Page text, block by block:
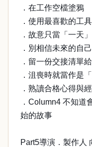
．在工作空檔塗鴉
．使用最喜歡的工具
．故意只當「一天
．別相信未來的自己
．留一份交接清單
．沮喪時就當作是
．熟讀合格心得與
．Column4 不知道
始的故事
Part5導演．製作人